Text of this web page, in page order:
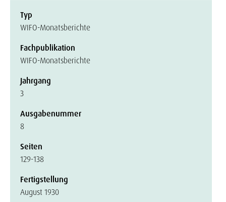
Typ
WIFO-Monatsberichte
Fachpublikation
WIFO-Monatsberichte
Jahrgang
3
Ausgabenummer
8
Seiten
129-138
Fertigstellung
August 1930